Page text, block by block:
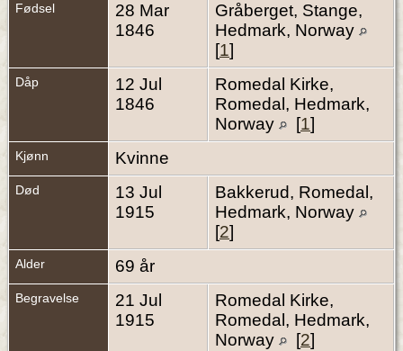
Fødsel
28 Mar
1846
Gråberget, Stange,
Hedmark, Norway
[1]
Dåp
12 Jul
1846
Romedal Kirke,
Romedal, Hedmark,
Norway
[1]
Kjønn Kvinne
Død
13 Jul
1915
Bakkerud, Romedal,
Hedmark, Norway
[2]
Alder 69 år
Begravelse
21 Jul
1915
Romedal Kirke,
Romedal, Hedmark,
Norway
[2]